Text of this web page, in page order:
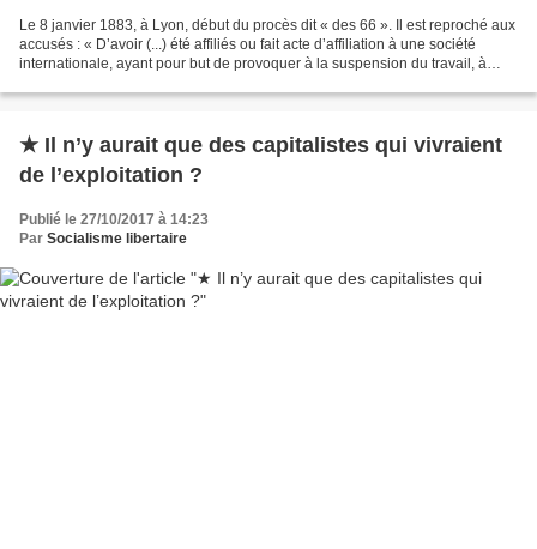
Le 8 janvier 1883, à Lyon, début du procès dit « des 66 ». Il est reproché aux
accusés : « D’avoir (...) été affiliés ou fait acte d’affiliation à une société
internationale, ayant pour but de provoquer à la suspension du travail, à
★ Il n’y aurait que des capitalistes qui vivraient
de l’exploitation ?
Publié le 27/10/2017 à 14:23
Par Socialisme libertaire